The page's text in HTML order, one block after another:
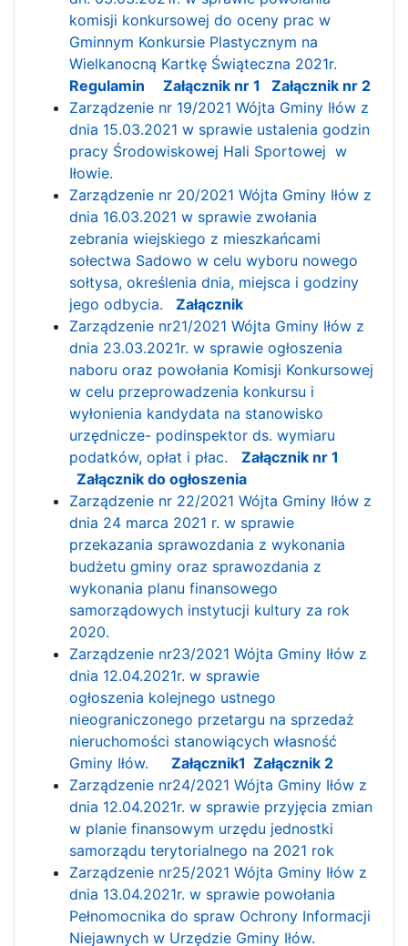
komisji konkursowej do oceny prac w
Gminnym Konkursie Plastycznym na
Wielkanocną Kartkę Świąteczna 2021r.
Regulamin
Załącznik nr 1
Załącznik nr 2
Zarządzenie nr 19/2021 Wójta Gminy Iłów z
dnia 15.03.2021 w sprawie ustalenia godzin
pracy Środowiskowej Hali Sportowej w
Iłowie.
Zarządzenie nr 20/2021 Wójta Gminy Iłów z
dnia 16.03.2021 w sprawie zwołania
zebrania wiejskiego z mieszkańcami
sołectwa Sadowo w celu wyboru nowego
sołtysa, określenia dnia, miejsca i godziny
jego odbycia.
Załącznik
Zarządzenie nr21/2021 Wójta Gminy Iłów z
dnia 23.03.2021r. w sprawie ogłoszenia
naboru oraz powołania Komisji Konkursowej
w celu przeprowadzenia konkursu i
wyłonienia kandydata na stanowisko
urzędnicze- podinspektor ds. wymiaru
podatków, opłat i płac.
Załącznik nr 1
Załącznik do ogłoszenia
Zarządzenie nr 22/2021 Wójta Gminy Iłów z
dnia 24 marca 2021 r. w sprawie
przekazania sprawozdania z wykonania
budżetu gminy oraz sprawozdania z
wykonania planu finansowego
samorządowych instytucji kultury za rok
2020.
Zarządzenie nr23/2021 Wójta Gminy Iłów z
dnia 12.04.2021r. w sprawie
ogłoszenia kolejnego ustnego
nieograniczonego przetargu na sprzedaż
nieruchomości stanowiących własność
Gminy Iłów.
Załącznik1 Załącznik 2
Zarządzenie nr24/2021 Wójta Gminy Iłów z
dnia 12.04.2021r. w sprawie przyjęcia zmian
w planie finansowym urzędu jednostki
samorządu terytorialnego na 2021 rok
Zarządzenie nr25/2021 Wójta Gminy Iłów z
dnia 13.04.2021r. w sprawie powołania
Pełnomocnika do spraw Ochrony Informacji
Niejawnych w Urzędzie Gminy Iłów.